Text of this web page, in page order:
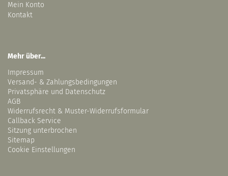
Mein Konto
Kontakt
Mehr über...
Impressum
Versand- & Zahlungsbedingungen
Privatsphäre und Datenschutz
AGB
Widerrufsrecht & Muster-Widerrufsformular
Callback Service
Sitzung unterbrochen
Sitemap
Cookie Einstellungen